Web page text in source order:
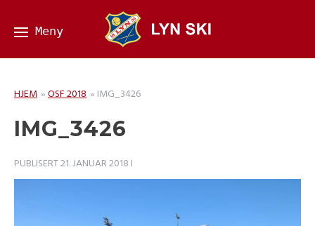
HJEM »OSF 2018 » IMG_3426
IMG_3426
PUBLISERT21. JANUAR 2018 I